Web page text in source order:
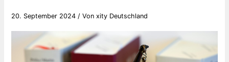
20. September 2024 / Vonxity Deutschland